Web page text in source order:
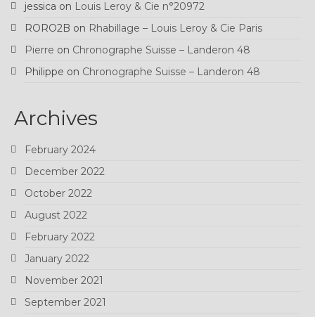
jessica on Louis Leroy & Cie n°20972
RORO2B on Rhabillage – Louis Leroy & Cie Paris
Pierre on Chronographe Suisse – Landeron 48
Philippe on Chronographe Suisse – Landeron 48
Archives
February 2024
December 2022
October 2022
August 2022
February 2022
January 2022
November 2021
September 2021